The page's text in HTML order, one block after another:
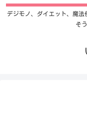
デジモノ、ダイエット、魔
そ